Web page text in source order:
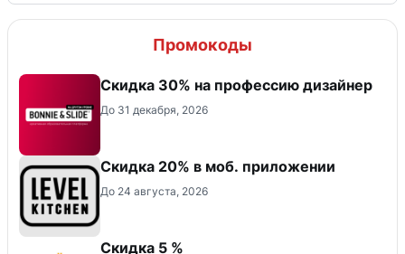
Промокоды
Скидка 30% на профессию дизайнер
До 31 декабря, 2026
Скидка 20% в моб. приложении
До 24 августа, 2026
Скидка 5 %